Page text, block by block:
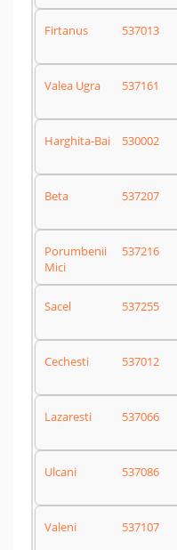
Firtanus 537013
Valea Ugra 537161
Harghita-Bai 530002
Beta 537207
Porumbenii
Mici
537216
Sacel 537255
Cechesti 537012
Lazaresti 537066
Ulcani 537086
Valeni 537107